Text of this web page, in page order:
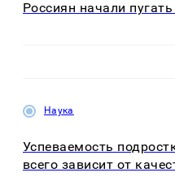
Россиян начали
Наука
Успеваемость
всего зависит от